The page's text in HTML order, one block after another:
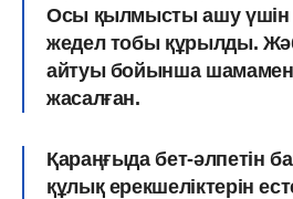
Осы қылмысты ашу үшін
жедел тобы құрылды.
айтуы бойынша шамамен
жасалған.
Қараңғыда бет-әлпетін
құлық ерекшеліктерін